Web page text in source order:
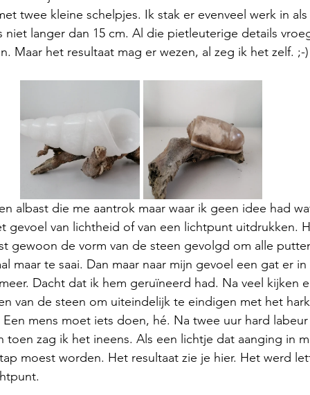
twee kleine schelpjes. Ik stak er evenveel werk in
niet langer dan 15 cm. Al die pietleuterige details
Maar het resultaat mag er wezen, al zeg ik het zelf.
albast die me aantrok maar waar ik geen idee had
gevoel van lichtheid of van een lichtpunt uitdrukken.
gewoon de vorm van de steen gevolgd om alle
maar te saai. Dan maar naar mijn gevoel een gat er
Dacht dat ik hem geruïneerd had. Na veel kijken
van de steen om uiteindelijk te eindigen met het
mens moet iets doen, hé. Na twee uur hard
toen zag ik het ineens. Als een lichtje dat aanging in
moest worden. Het resultaat zie je hier. Het werd